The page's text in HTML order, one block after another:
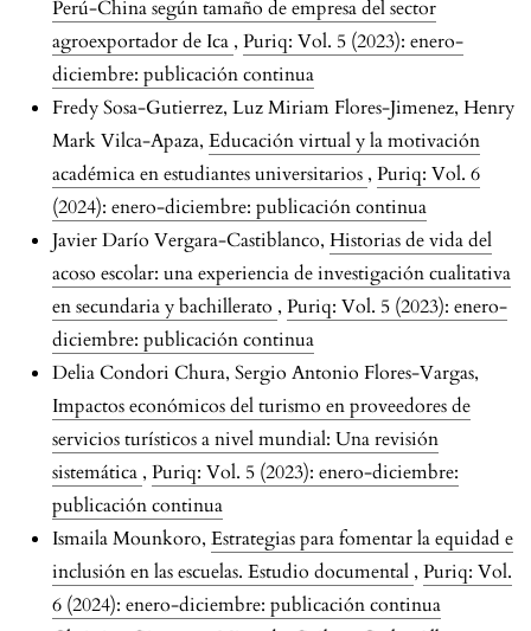
Perú-China según tamaño de empresa del sector
agroexportador de Ica , Puriq: Vol. 5 (2023): enero-
diciembre: publicación continua
Fredy Sosa-Gutierrez, Luz Miriam Flores-Jimenez, Henry
Mark Vilca-Apaza, Educación virtual y la motivación
académica en estudiantes universitarios , Puriq: Vol. 6
(2024): enero-diciembre: publicación continua
Javier Darío Vergara-Castiblanco, Historias de vida del
acoso escolar: una experiencia de investigación cualitativa
en secundaria y bachillerato , Puriq: Vol. 5 (2023): enero-
diciembre: publicación continua
Delia Condori Chura, Sergio Antonio Flores-Vargas,
Impactos económicos del turismo en proveedores de
servicios turísticos a nivel mundial: Una revisión
sistemática , Puriq: Vol. 5 (2023): enero-diciembre:
publicación continua
Ismaila Mounkoro, Estrategias para fomentar la equidad e
inclusión en las escuelas. Estudio documental , Puriq: Vol.
6 (2024): enero-diciembre: publicación continua